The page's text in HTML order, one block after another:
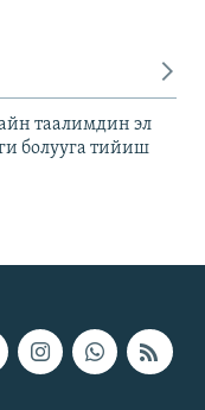
таалимдин эл
болууга тийиш